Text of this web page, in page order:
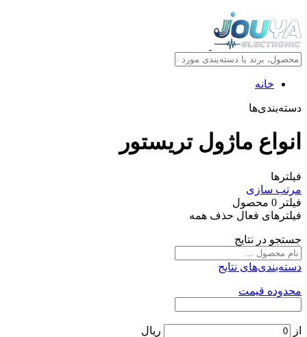
خانه
دسته‌بندی‌ها
انواع ماژول تريستور
فیلترها
مرتب سازی
فیلتر 0 محصول
فیلترهای فعال حذف همه
جستجو در نتایج
دسته‌بندی‌های نتایج
محدوده قیمت
از ریال